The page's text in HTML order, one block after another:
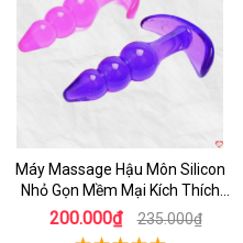
Máy Massage Hậu Môn Silicon
Nhỏ Gọn Mềm Mại Kích Thích
Quyến Rũ
200.000₫ 235.000₫